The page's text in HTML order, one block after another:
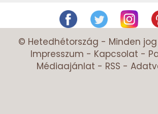
© Hetedhétország - Minden
Impresszum - Kapcsolat -
Médiaajánlat - RSS -